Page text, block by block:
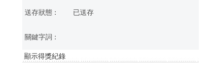
已送存
顯示得獎紀錄